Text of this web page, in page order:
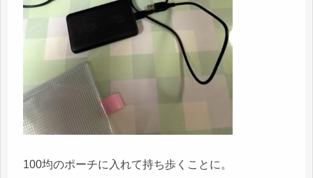
100均のポーチに入れて持ち歩くことに。